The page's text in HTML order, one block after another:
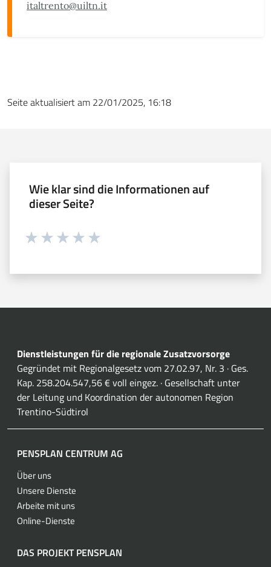
italtrento@uiltn.it
Seite aktualisiert am 22/01/2025, 16:18
Wie klar sind die Informationen auf
dieser Seite?
Dienstleistungen für die regionale Zusatzvorsorge
Gegründet mit Regionalgesetz vom 27.02.97, Nr. 3 · Ges.
Kap. 258.204.547,56 € voll eingez. · Gesellschaft unter
der Leitung und Koordination der autonomen Region
Trentino-Südtirol
PENSPLAN CENTRUM AG
Über uns
Unsere Dienste
Arbeite mit uns
Online-Dienste
DAS PROJEKT PENSPLAN